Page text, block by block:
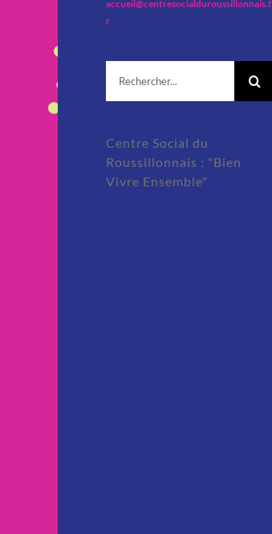
accueil@centresocialduroussillonnais.f
r
Centre Social du
Roussillonnais : "Bien
Vivre Ensemble"